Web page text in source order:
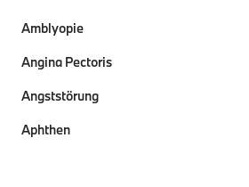
Amblyopie
Angina Pectoris
Angststörung
Aphthen